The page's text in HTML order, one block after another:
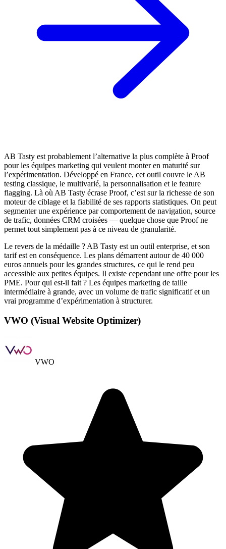
AB Tasty est probablement l’alternative la plus complète à Proof
pour les équipes marketing qui veulent monter en maturité sur
l’expérimentation. Développé en France, cet outil couvre le AB
testing classique, le multivarié, la personnalisation et le feature
flagging. Là où AB Tasty écrase Proof, c’est sur la richesse de son
moteur de ciblage et la fiabilité de ses rapports statistiques. On peut
segmenter une expérience par comportement de navigation, source
de trafic, données CRM croisées — quelque chose que Proof ne
permet tout simplement pas à ce niveau de granularité.
Le revers de la médaille ? AB Tasty est un outil enterprise, et son
tarif est en conséquence. Les plans démarrent autour de 40 000
euros annuels pour les grandes structures, ce qui le rend peu
accessible aux petites équipes. Il existe cependant une offre pour les
PME. Pour qui est-il fait ? Les équipes marketing de taille
intermédiaire à grande, avec un volume de trafic significatif et un
vrai programme d’expérimentation à structurer.
VWO (Visual Website Optimizer)
VWO